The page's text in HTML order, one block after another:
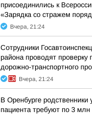
присоединились к
«Зарядка со стражем
Вчера, 21:24
Сотрудники
района проводят проверку
дорожно-транспортного
Вчера, 21:24
В Оренбурге родственники
пациента требуют по 3 млн